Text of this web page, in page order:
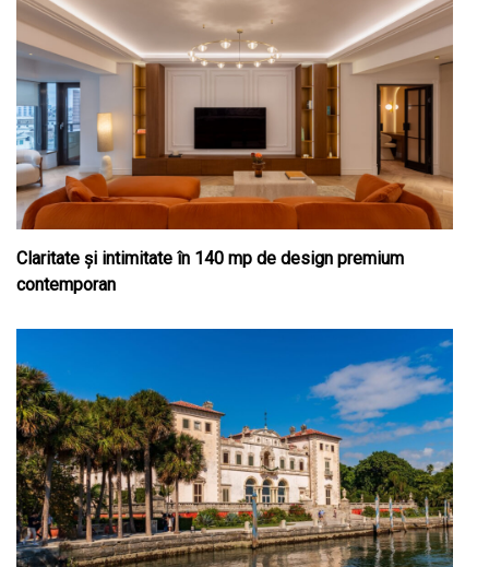
Claritate şi intimitate în 140 mp de design premium
contemporan